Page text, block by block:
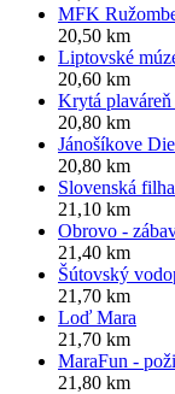
MFK
20,50 km
Liptovské
20,60 km
Krytá
20,80 km
Jánošíkove
20,80 km
Slovenská
21,10 km
Obrovo -
21,40 km
Šútovský
21,70 km
Loď Mara
21,70 km
MaraFun -
21,80 km